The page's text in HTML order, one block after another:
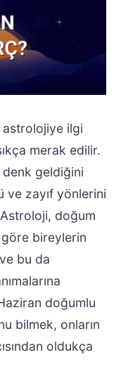
astrolojiye ilgi
merak edilir.
geldiğini
ve zayıf yönlerini
doğum
göre bireylerin
bu da
doğumlu
bilmek, onların
oldukça